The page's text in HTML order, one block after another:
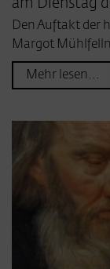
am Dienstag
Den Auftakt der
Margot
Mehr lesen...